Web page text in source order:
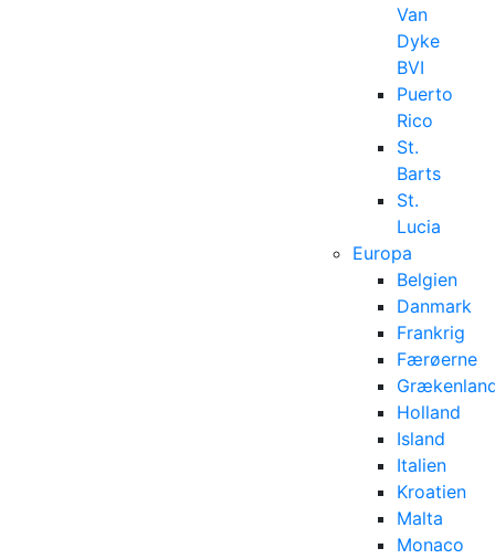
Van
Dyke
BVI
Puerto
Rico
St.
Barts
St.
Lucia
Europa
Belgien
Danmark
Frankrig
Færøerne
Holland
Island
Italien
Kroatien
Malta
Monaco